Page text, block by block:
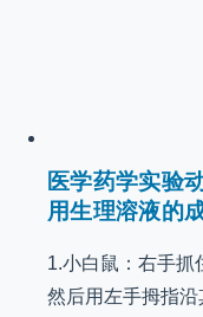
医学药学实验
用生理溶液的
1.小白鼠：右手抓
然后用左手拇指